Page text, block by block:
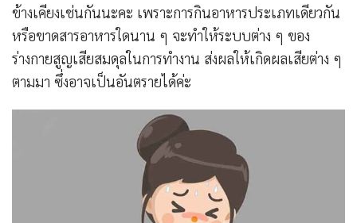
ข้างเคียงเช่นกันนะคะ เพราะการกินอาหารประเภทเดียวกัน
หรือขาดสารอาหารใดนาน ๆ จะทำให้ระบบต่าง ๆ ของ
ร่างกายสูญเสียสมดุลในการทำงาน ส่งผลให้เกิดผลเสียต่าง ๆ
ตามมา ซึ่งอาจเป็นอันตรายได้ค่ะ